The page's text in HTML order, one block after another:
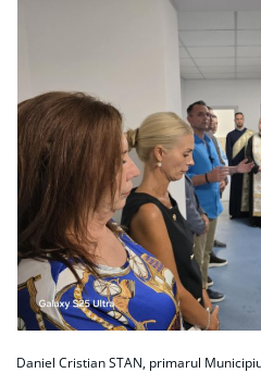
Daniel Cristian STAN, primarul